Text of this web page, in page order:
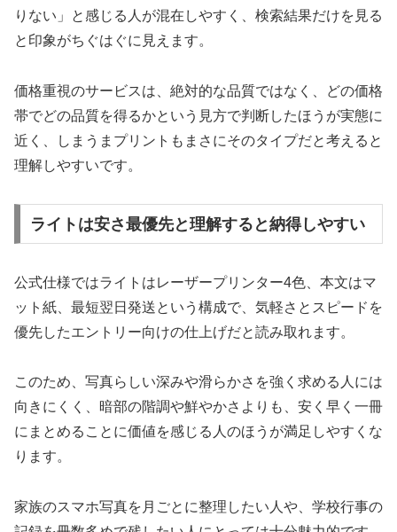
りない」と感じる人が混在しやすく、検索結果だけを見る
と印象がちぐはぐに見えます。
価格重視のサービスは、絶対的な品質ではなく、どの価格
帯でどの品質を得るかという見方で判断したほうが実態に
近く、しまうまプリントもまさにそのタイプだと考えると
理解しやすいです。
ライトは安さ最優先と理解すると納得しやすい
公式仕様ではライトはレーザープリンター4色、本文はマ
ット紙、最短翌日発送という構成で、気軽さとスピードを
優先したエントリー向けの仕上げだと読み取れます。
このため、写真らしい深みや滑らかさを強く求める人には
向きにくく、暗部の階調や鮮やかさよりも、安く早く一冊
にまとめることに価値を感じる人のほうが満足しやすくな
ります。
家族のスマホ写真を月ごとに整理したい人や、学校行事の